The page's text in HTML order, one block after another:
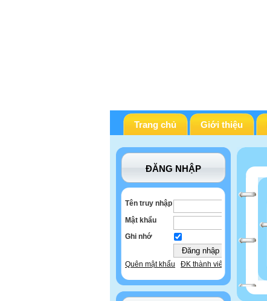
Trang chủ Giới thiệu
ĐĂNG NHẬP
Tên truy nhập
Mật khẩu
Ghi nhớ
Quên mật khẩu ĐK thành viên